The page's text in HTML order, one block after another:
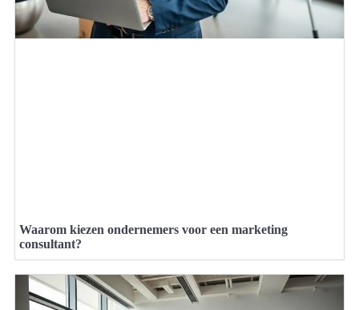
Waarom kiezen ondernemers voor een marketing
consultant?